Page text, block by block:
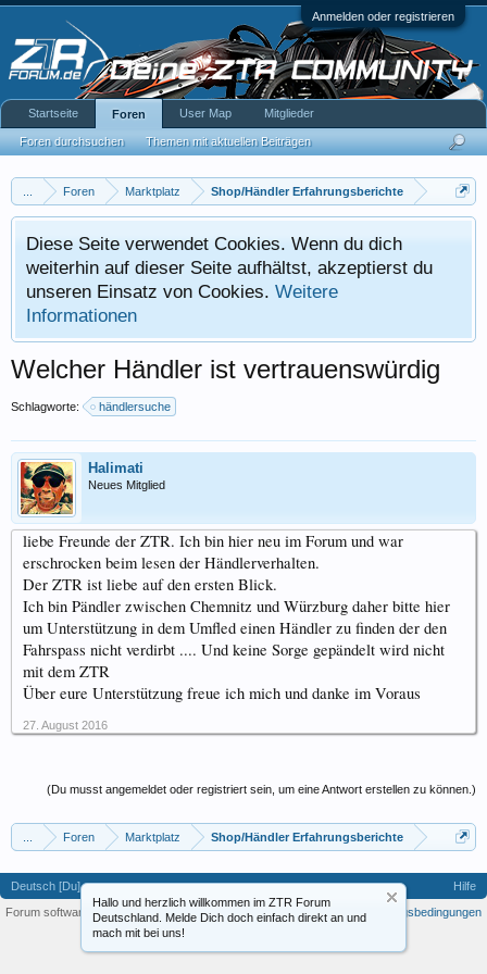
Anmelden oder registrieren
Foren Marktplatz Shop/Händler Erfahrungsberichte
Diese Seite verwendet Cookies. Wenn du dich
weiterhin auf dieser Seite aufhältst, akzeptierst du
unseren Einsatz von Cookies. Weitere
Informationen
Hallo und herzlich willkommen im ZTR Forum
Deutschland. Melde Dich doch einfach direkt an und
mach mit bei uns!
Welcher Händler ist vertrauenswürdig
Schlagworte: händlersuche
Halimati
Neues Mitglied
liebe Freunde der ZTR. Ich bin hier neu im Forum und war
erschrocken beim lesen der Händlerverhalten.
Der ZTR ist liebe auf den ersten Blick.
Ich bin Pändler zwischen Chemnitz und Würzburg daher bitte hier
um Unterstützung in dem Umfled einen Händler zu finden der den
Fahrspass nicht verdirbt .... Und keine Sorge gepändelt wird nicht
mit dem ZTR
Über eure Unterstützung freue ich mich und danke im Voraus
27. August 2016
(Du musst angemeldet oder registriert sein, um eine Antwort erstellen zu können.)
Foren Marktplatz Shop/Händler Erfahrungsberichte
Startseite Foren
Foren durchsuchen Themen mit aktuellen Beiträgen
User Map Mitglieder
Deutsch [Du]
Hilfe
Nutzungsbedingungen
Forum software by XenForo™ - Deutsch von xenDach